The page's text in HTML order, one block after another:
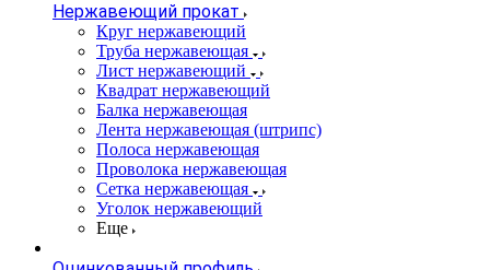
Нержавеющий прокат
Круг нержавеющий
Труба нержавеющая
Лист нержавеющий
Квадрат нержавеющий
Балка нержавеющая
Лента нержавеющая (штрипс)
Полоса нержавеющая
Проволока нержавеющая
Сетка нержавеющая
Уголок нержавеющий
Еще